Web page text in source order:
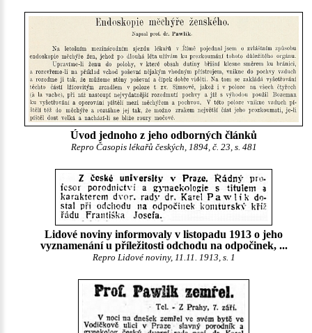
Úvod jednoho z jeho odborných článků
Repro Časopis lékařů českých, 1894, č. 23, s. 481
Lidové noviny informovaly v listopadu 1913 o jeho
vyznamenání u příležitosti odchodu na odpočinek, ...
Repro Lidové noviny, 11.11. 1913, s. 1